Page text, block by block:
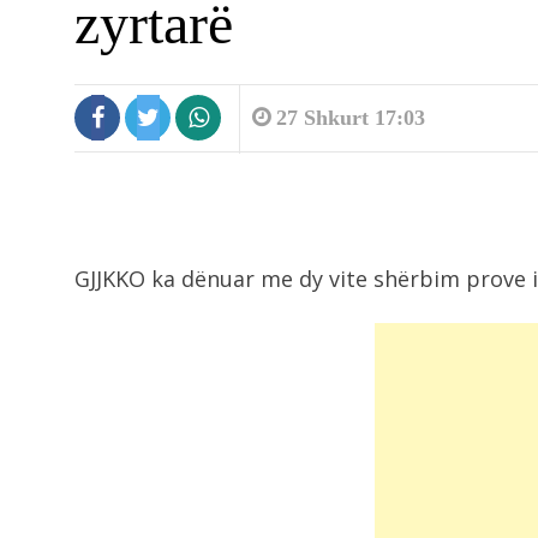
zyrtarë
27 Shkurt 17:03
GJJKKO ka dënuar me dy vite shërbim
Hëna do mbulojë Diellin, kur do